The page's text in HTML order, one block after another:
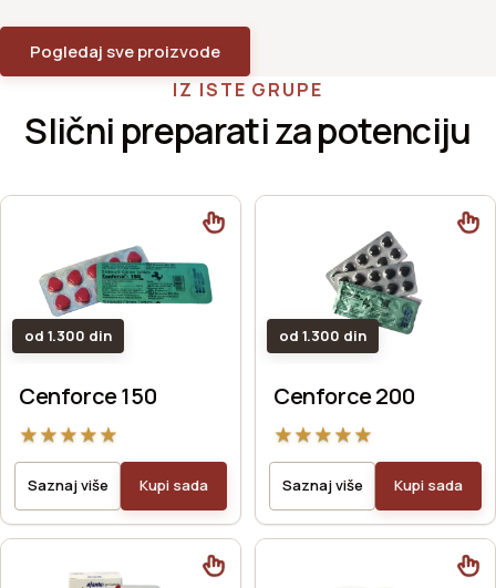
Pogledaj sve proizvode
IZ ISTE GRUPE
Slični preparati za potenciju
od 1.300 din
Cenforce 150
★★★★★
Saznaj više Kupi sada
od 1.300 din
Cenforce 200
★★★★★
Saznaj više Kupi sada